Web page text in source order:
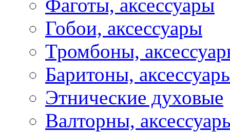
Фаготы, аксессуары
Гобои, аксессуары
Тромбоны,
Баритоны,
Этнические духовые
Валторны,